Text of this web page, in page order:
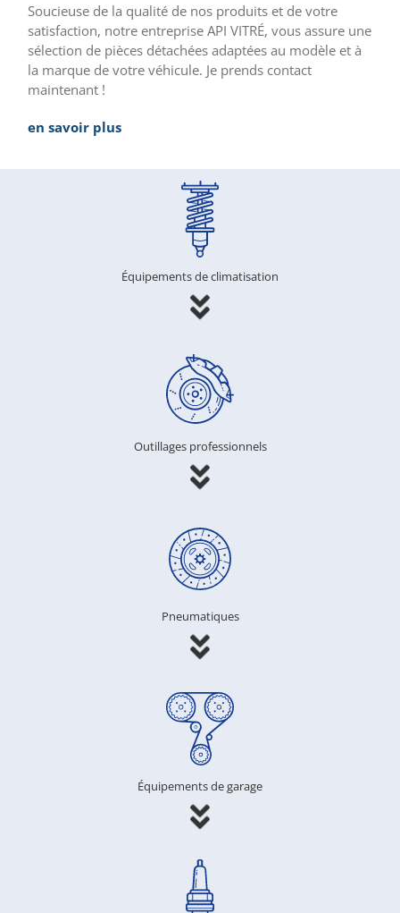
Soucieuse de la qualité de nos produits et de votre
satisfaction, notre entreprise API VITRÉ, vous assure une
sélection de pièces détachées adaptées au modèle et à
la marque de votre véhicule. Je prends contact
maintenant !
en savoir plus
Équipements de climatisation
Outillages professionnels
Pneumatiques
Équipements de garage